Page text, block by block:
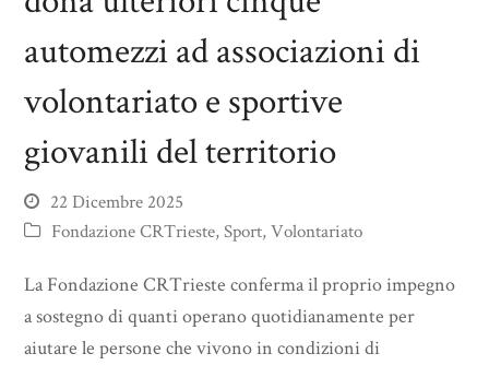
automezzi ad associazioni di
volontariato e sportive
giovanili del territorio
22 Dicembre 2025
Fondazione CRTrieste,Sport,Volontariato
La Fondazione CRTrieste conferma il proprio impegno
a sostegno di quanti operano quotidianamente per
aiutare le persone che vivono in condizioni di